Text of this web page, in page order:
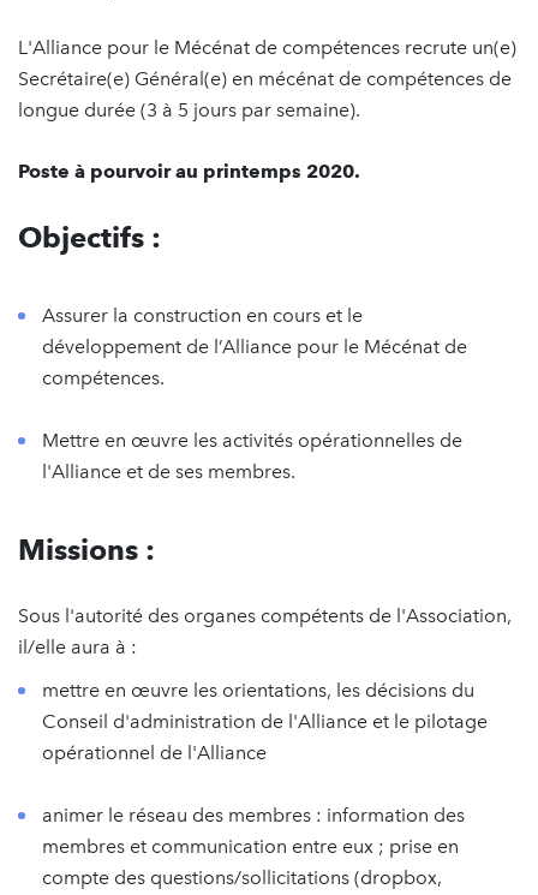
L'Alliance pour le Mécénat de compétences recrute un(e)
Secrétaire(e) Général(e) en mécénat de compétences de
longue durée (3 à 5 jours par semaine).
Poste à pourvoir au printemps 2020.
Objectifs :
Assurer la construction en cours et le
développement de l’Alliance pour le Mécénat de
compétences.
Mettre en œuvre les activités opérationnelles de
l'Alliance et de ses membres.
Missions :
Sous l'autorité des organes compétents de l'Association,
il/elle aura à :
mettre en œuvre les orientations, les décisions du
Conseil d'administration de l'Alliance et le pilotage
opérationnel de l'Alliance
animer le réseau des membres : information des
membres et communication entre eux ; prise en
compte des questions/sollicitations (dropbox,